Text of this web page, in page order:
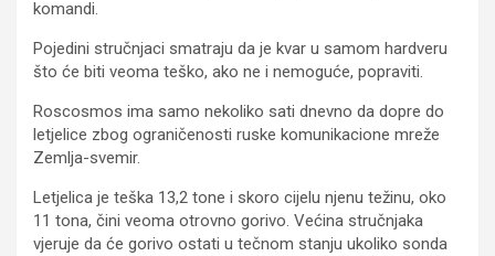
komandi.
Pojedini stručnjaci smatraju da je kvar u samom hardveru
što će biti veoma teško, ako ne i nemoguće, popraviti.
Roscosmos ima samo nekoliko sati dnevno da dopre do
letjelice zbog ograničenosti ruske komunikacione mreže
Zemlja-svemir.
Letjelica je teška 13,2 tone i skoro cijelu njenu težinu, oko
11 tona, čini veoma otrovno gorivo. Većina stručnjaka
vjeruje da će gorivo ostati u tečnom stanju ukoliko sonda